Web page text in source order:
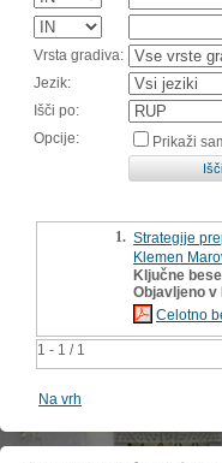
Vrsta gradiva:
Jezik:
Išči po:
Opcije:
Prikaži
1 - 1 / 1
1. Strategije
Klemen
Ključne
Objavljeno v
Celotno
Na vrh